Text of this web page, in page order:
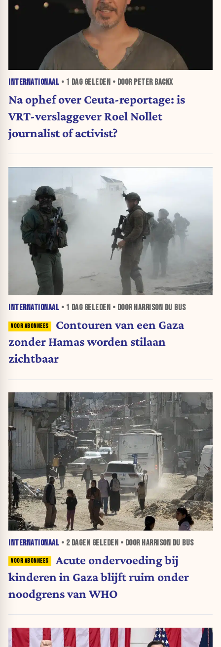
INTERNATIONAAL • 1 DAGGELEDEN • DOOR PETER BACKX
Na ophef over Ceuta-reportage: is
VRT-verslaggever Roel Nollet
journalist of activist?
INTERNATIONAAL • 1 DAGGELEDEN • DOOR HARRISON DU BUS
Contouren van een Gaza
zonder Hamas worden stilaan
zichtbaar
INTERNATIONAAL • 2 DAGEN GELEDEN • DOOR HARRISON DU BUS
Acute ondervoeding bij
kinderen in Gaza blijft ruim onder
noodgrens van WHO